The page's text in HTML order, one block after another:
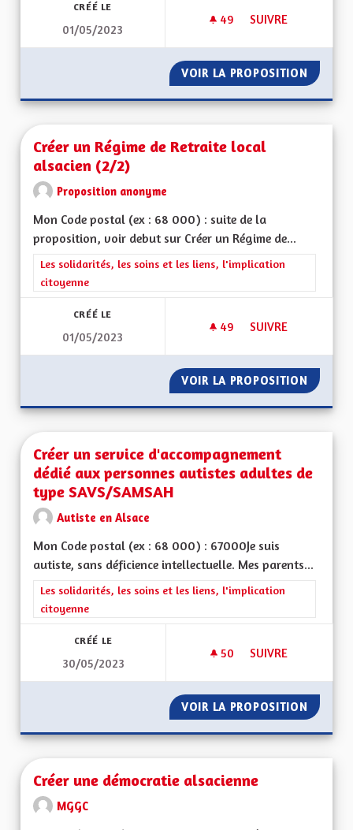
CRÉÉ LE
01/05/2023
49 49 ABONNÉS
SUIVRE
VOIR LA PROPOSITION
Créer un Régime de Retraite local
alsacien (2/2)
Proposition anonyme
Mon Code postal (ex : 68 000) : suite de la
proposition, voir debut sur Créer un Régime de...
Filtrer les résultats de la catégorie : Les solidarités, les soins
Les solidarités, les soins et les liens, l'implication
citoyenne
CRÉÉ LE
01/05/2023
49 49 ABONNÉS
SUIVRE
VOIR LA PROPOSITION
Créer un service d'accompagnement
dédié aux personnes autistes adultes de
type SAVS/SAMSAH
Autiste en Alsace
Mon Code postal (ex : 68 000) : 67000Je suis
autiste, sans déficience intellectuelle. Mes parents...
Filtrer les résultats de la catégorie : Les solidarités, les soins
Les solidarités, les soins et les liens, l'implication
citoyenne
CRÉÉ LE
30/05/2023
50 50 ABONNÉS
SUIVRE
VOIR LA PROPOSITION
Créer une démocratie alsacienne
MGGC